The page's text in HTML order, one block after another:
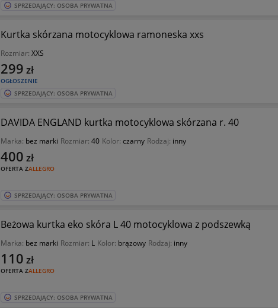
SPRZEDAJĄCY: OSOBA PRYWATNA
Kurtka skórzana motocyklowa ramoneska xxs
Rozmiar: XXS
OGŁOSZENIE
299 zł
SPRZEDAJĄCY: OSOBA PRYWATNA
DAVIDA ENGLAND kurtka motocyklowa skórzana r. 40
Marka: bez marki Rozmiar: 40 Kolor: czarny Rodzaj: inny
OFERTA ZALLEGRO
400 zł
SPRZEDAJĄCY: OSOBA PRYWATNA
Beżowa kurtka eko skóra L 40 motocyklowa z podszewką
Marka: bez marki Rozmiar: L Kolor: brązowy Rodzaj: inny
OFERTA ZALLEGRO
110 zł
SPRZEDAJĄCY: OSOBA PRYWATNA